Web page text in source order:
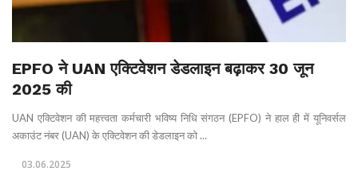
EPFO ने UAN एक्टिवेशन डेडलाइन बढ़ाकर 30 जून
2025 की
UAN एक्टिवेशन की महत्त्वता कर्मचारी भविष्य निधि संगठन (EPFO) ने हाल ही में यूनिवर्सल
अकाउंट नंबर (UAN) के एक्टिवेशन की डेडलाइन को ...
03.06.2025